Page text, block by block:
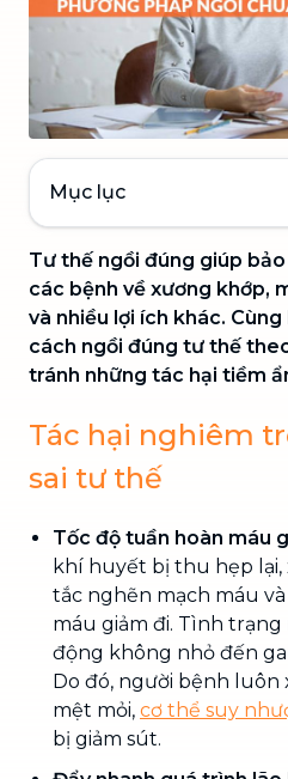
Mục lục
Tư thế ngồi đúng giúp
các bệnh về xương khớp,
và nhiều lợi ích khác.
cách ngồi đúng tư thế
tránh những tác hại tiềm
Tác hại nghiêm
sai tư thế
Tốc độ tuần hoàn máu
khí huyết bị thu hẹp
tắc nghẽn mạch máu
máu giảm đi. Tình trạng
động không nhỏ đến
Do đó, người bệnh luôn
mệt mỏi, cơ thể suy
bị giảm sút.